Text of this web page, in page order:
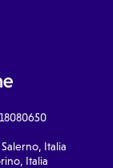
Italia
Italia